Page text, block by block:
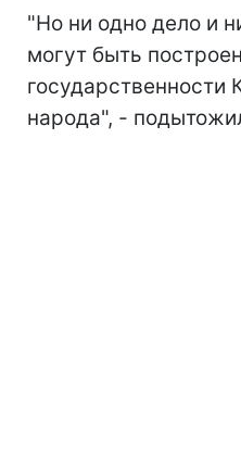
"Но ни одно дело и
могут быть
государственности
народа", -